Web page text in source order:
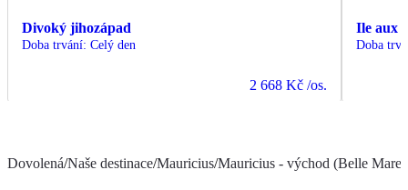
Divoký jihozápad
Doba trvání: Celý den
2 668 Kč /os.
Ile aux
Doba
Dovolená/Naše destinace/Mauricius/Mauricius - východ (Belle Mare